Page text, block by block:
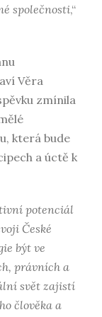
společnosti,“
Věra
zmínila
která bude
a úctě k
potenciál
České
být ve
právních a
svět zajistí
člověka a